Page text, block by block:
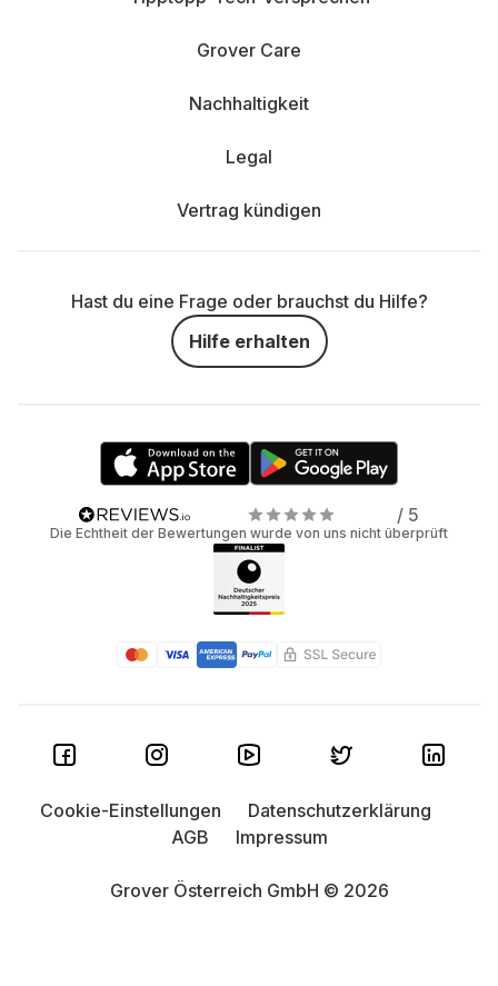
Grover Care
Nachhaltigkeit
Legal
Vertrag kündigen
Hast du eine Frage oder brauchst du Hilfe?
Hilfe erhalten
/ 5
Die Echtheit der Bewertungen wurde von uns nicht überprüft
Grover Österreich GmbH © 2026
Cookie-Einstellungen
Datenschutzerklärung
AGB
Impressum